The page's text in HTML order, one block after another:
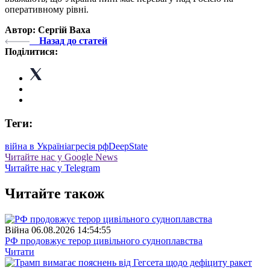
оперативному рівні.
Автор: Сергій Ваха
Назад до статей
Поділитися:
Теги:
війна в Україніагресія рфDeepState
Читайте нас у Google News
Читайте нас у Telegram
Читайте також
Війна 06.08.2026 14:54:55
РФ продовжує терор цивільного судноплавства
Читати